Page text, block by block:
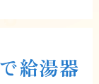
給湯器